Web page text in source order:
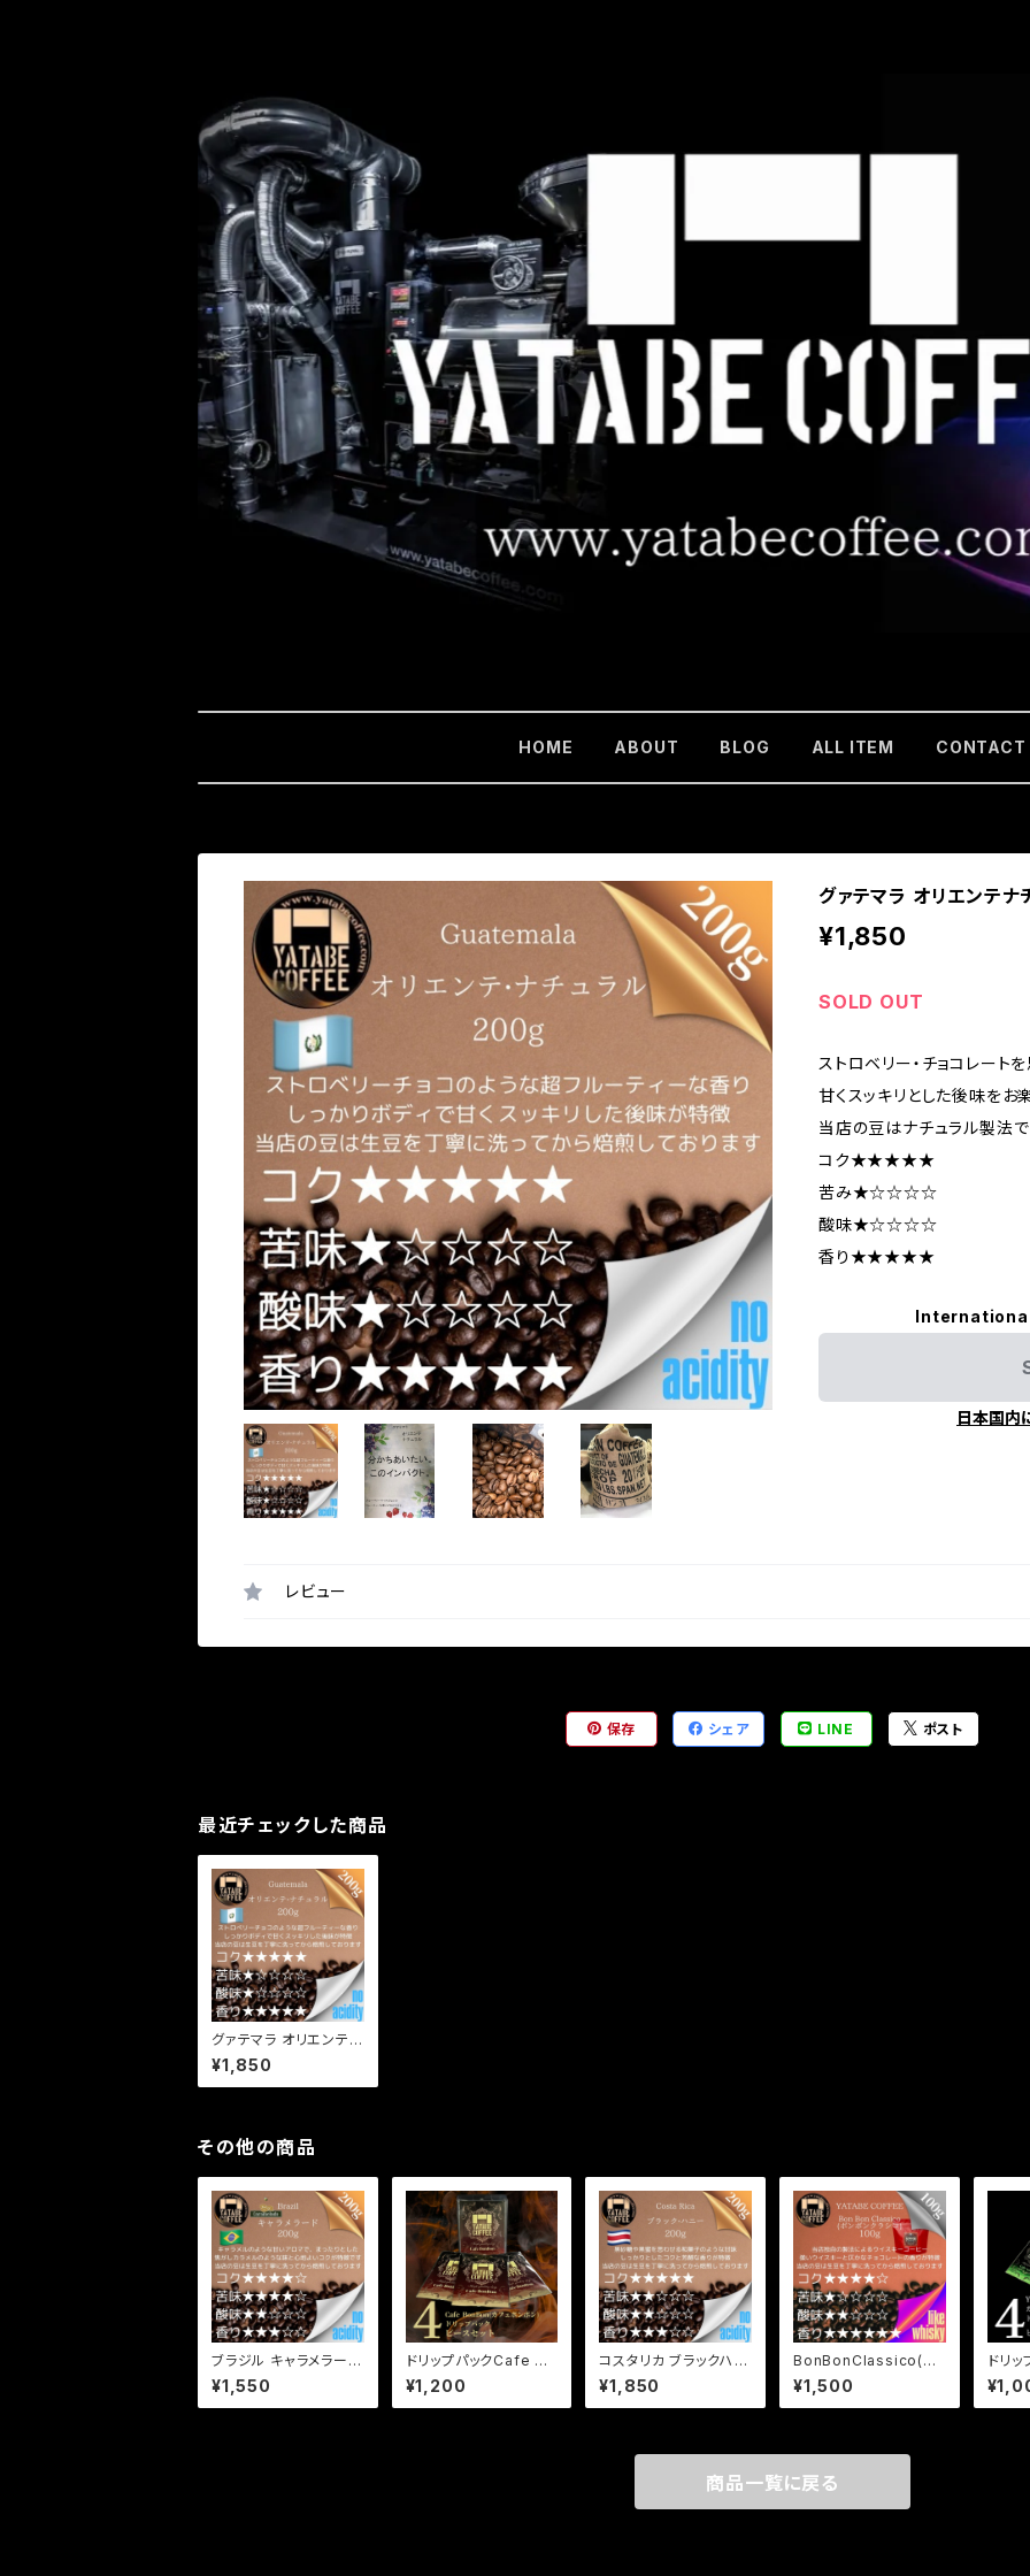
HOME ABOUT BLOG ALL ITEM CONTACT
グァテマラ オリエンテ
¥1,850
SOLD OUT
ストロベリー・チョコレート
甘くスッキリとした後味をお
当店の豆はナチュラル製法
コク★★★★★
苦み★☆☆☆☆
酸味★☆☆☆☆
香り★★★★★
日本国内
レビュー
保存 シェア LINE ポスト
最近チェックした商品
グァテマラ オリエンテナ
チュラル 200g
¥1,850
その他の商品
ブラジル キャラメラー
ド 200g
¥1,550
ドリップパックCafe Bo
nBon4ピースセット(箱
り)
¥1,200
コスタリカ ブラックハニ
ー 200g
¥1,850
BonBonClassico(ボ
ンボンクラシコ) 100g
¥1,500
ドリ
セッ
商品一覧に戻る